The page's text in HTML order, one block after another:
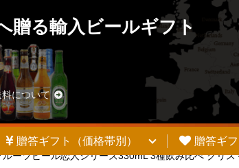
贈る輸入ビールギフト
料について
贈答ギフト（価格帯別） 贈答ギ
ーツビール恋人シリーズ330mL 3種飲み比べ クリス